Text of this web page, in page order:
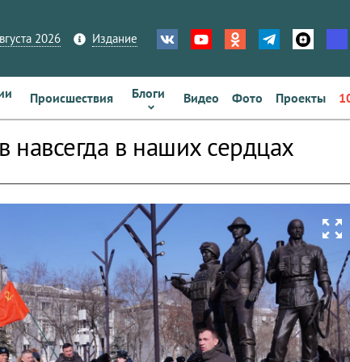
2026 Издание
Происшествия Блоги Видео Фото Проекты
навсегда в наших сердцах
zoom_out_map